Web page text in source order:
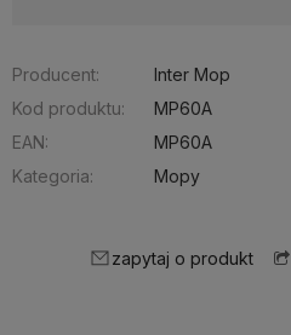
Producent:
Inter Mop
Kod produktu:
MP60A
EAN:
MP60A
Kategoria:
Mopy
zapytaj o produkt